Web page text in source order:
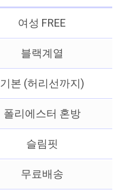
여성 FREE
블랙계열
기본 (허리선까지)
폴리에스터 혼방
슬림핏
무료배송